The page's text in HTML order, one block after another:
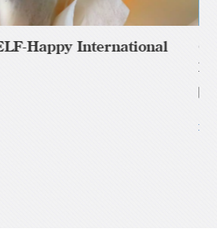
Happy International